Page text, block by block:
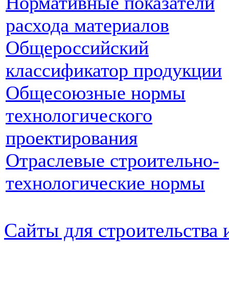
расхода материалов
Общероссийский
классификатор продукции
Общесоюзные нормы
технологического
проектирования
Отраслевые строительно-
технологические нормы
Сайты для строительства